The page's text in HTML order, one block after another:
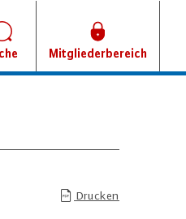
Mitgliederbereich
Drucken